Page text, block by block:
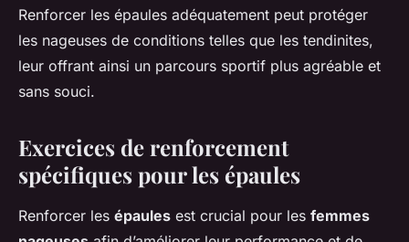
Renforcer les épaules adéquatement peut protéger
les nageuses de conditions telles que les tendinites,
leur offrant ainsi un parcours sportif plus agréable et
sans souci.
Exercices de renforcement
spécifiques pour les épaules
Renforcer les épaules est crucial pour les femmes